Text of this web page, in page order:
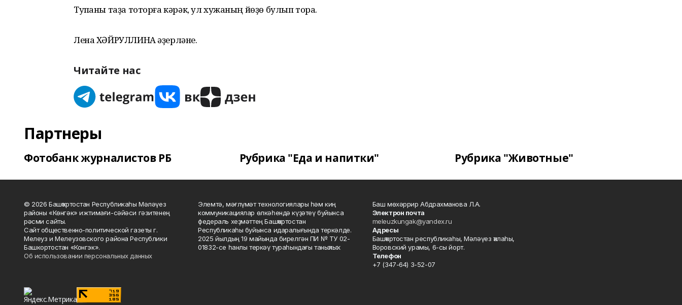
Тупһаны таҙа тоторға кәрәк, ул хужаның йөҙө булып тора.
Лена ХӘЙРУЛЛИНА әҙерләне.
Читайте нас
Партнеры
Фотобанк журналистов РБ Рубрика "Еда и напитки" Рубрика "Животные"
© 2026 Башҡортостан Республикаһы Мәләүез
районы «Көнгәк» ижтимағи-сәйәси гәзитенең
рәсми сайты.
Сайт общественно-политической газеты г.
Мелеуз и Мелеузовского района Республики
Башкортостан «Конгэк».
Об использовании персональных данных
Элемтә, мәғлүмәт технологиялары һәм киң
коммуникациялар өлкәһендә күҙәтеү буйынса
федераль хеҙмәттең Башҡортостан
Республикаһы буйынса идаралығында теркәлде.
2025 йылдың 19 майында бирелгән ПИ № ТУ 02-
01832-се һанлы теркәү тураһындағы таныҡлыҡ.
Баш мөхәррир Абдрахманова Л.А.
Электрон почта
meleuzkungak@yandex.ru
Адресы
Башҡортостан республикаһы, Мәләүез ҡалаһы,
Воровский урамы, 6-сы йорт.
Телефон
+7 (347-64) 3-52-07